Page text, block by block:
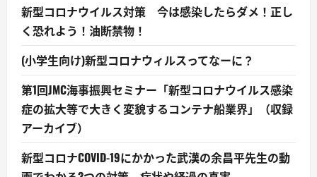
新型コロナウイルス対策 今は感染したらダメ！正し
く恐れよう！油断禁物！
(小学生向け)新型コロナウィルスってなーに？
第1回JMC海事振興セミナー「新型コロナウイルス感染
症の拡大等で大きく変貌するコンテナ船業界」（収録
アーカイブ）
新型コロナCOVID-19にかかった武漢の余昌平先生の動